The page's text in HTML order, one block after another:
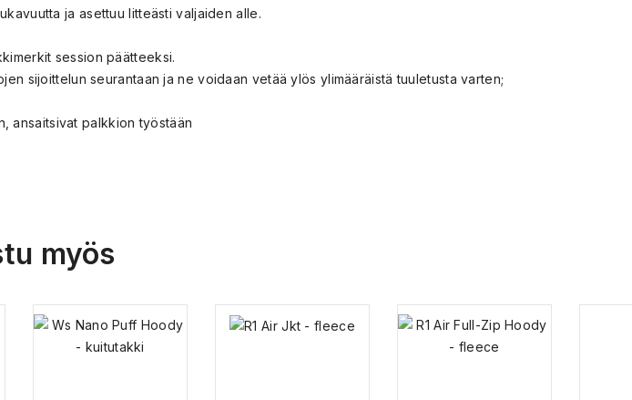
ja asettuu litteästi valjaiden alle.
session päätteeksi.
sijoittelun seurantaan ja ne voidaan vetää ylös ylimääräistä tuuletusta varten;
ansaitsivat palkkion työstään
myös